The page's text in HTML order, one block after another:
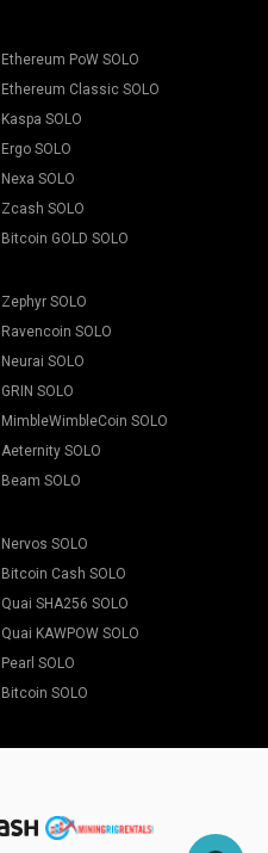
Ethereum PoW SOLO
Ethereum Classic SOLO
Kaspa SOLO
Ergo SOLO
Nexa SOLO
Zcash SOLO
Bitcoin GOLD SOLO
Zephyr SOLO
Ravencoin SOLO
Neurai SOLO
GRIN SOLO
MimbleWimbleCoin SOLO
Aeternity SOLO
Beam SOLO
Nervos SOLO
Bitcoin Cash SOLO
Quai SHA256 SOLO
Quai KAWPOW SOLO
Pearl SOLO
Bitcoin SOLO